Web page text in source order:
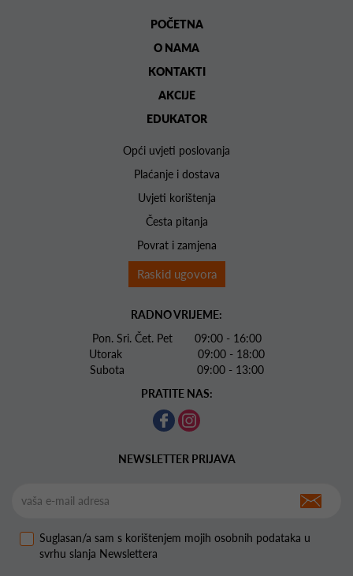
POČETNA
O NAMA
KONTAKTI
AKCIJE
EDUKATOR
Opći uvjeti poslovanja
Plaćanje i dostava
Uvjeti korištenja
Česta pitanja
Povrat i zamjena
Raskid ugovora
RADNO VRIJEME:
Pon. Sri. Čet. Pet 09:00 - 16:00
Utorak 09:00 - 18:00
Subota 09:00 - 13:00
PRATITE NAS:
NEWSLETTER PRIJAVA
Suglasan/a sam s korištenjem mojih osobnih podataka u
svrhu slanja Newslettera